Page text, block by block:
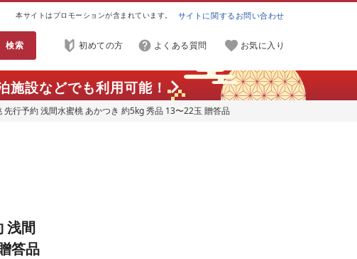
本サイトはプロモーションが含まれています。 サイトに関するお問い合わせ
初めての方 よくある質問 お気に入り
施設などでも利用可能！
行予約 浅間水蜜桃 あかつき 約5kg 秀品 13〜22玉 贈答品
浅間
答品